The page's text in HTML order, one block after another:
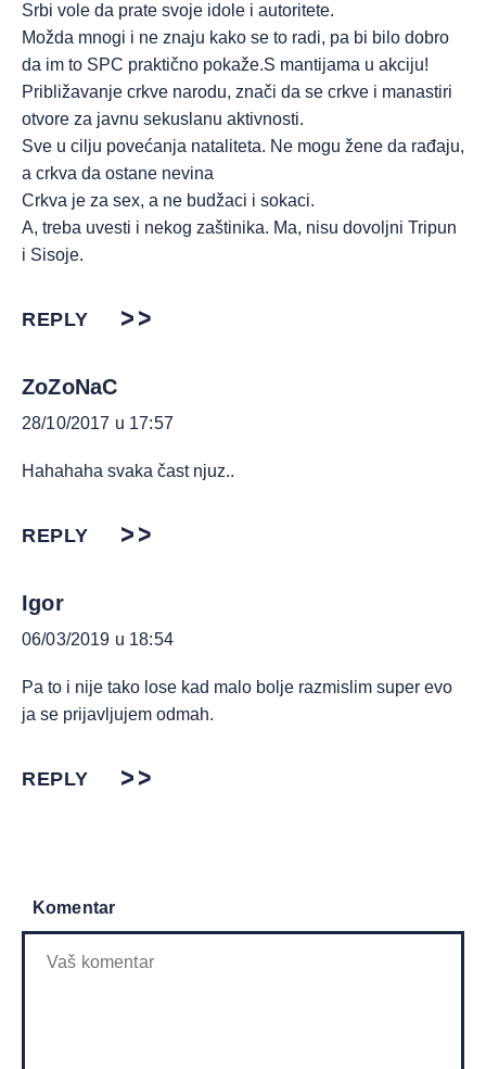
Srbi vole da prate svoje idole i autoritete.
Možda mnogi i ne znaju kako se to radi, pa bi bilo dobro
da im to SPC praktično pokaže.S mantijama u akciju!
Približavanje crkve narodu, znači da se crkve i manastiri
otvore za javnu sekuslanu aktivnosti.
Sve u cilju povećanja nataliteta. Ne mogu žene da rađaju,
a crkva da ostane nevina
Crkva je za sex, a ne budžaci i sokaci.
A, treba uvesti i nekog zaštinika. Ma, nisu dovoljni Tripun
i Sisoje.
REPLY
ZoZoNaC
28/10/2017 u 17:57
Hahahaha svaka čast njuz..
REPLY
Igor
06/03/2019 u 18:54
Pa to i nije tako lose kad malo bolje razmislim super evo
ja se prijavljujem odmah.
REPLY
Komentar